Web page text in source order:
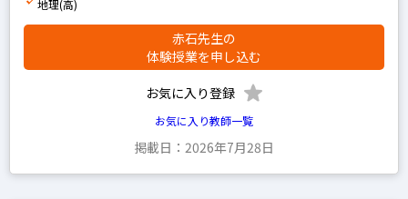
地理(高)
赤石先生の
体験授業を申し込む
お気に入り登録
お気に入り教師一覧
掲載日：2026年7月28日